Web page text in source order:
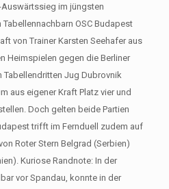
im jüngsten
OSC Budapest
von Trainer Karsten Seehafer aus
Heimspielen gegen die Berliner
Jug Dubrovnik
aus eigener Kraft Platz vier und
Doch gelten beide Partien
trifft im Fernduell zudem auf
Roter Stern Belgrad (Serbien)
Kuriose Randnote: In der
vor Spandau, konnte in der